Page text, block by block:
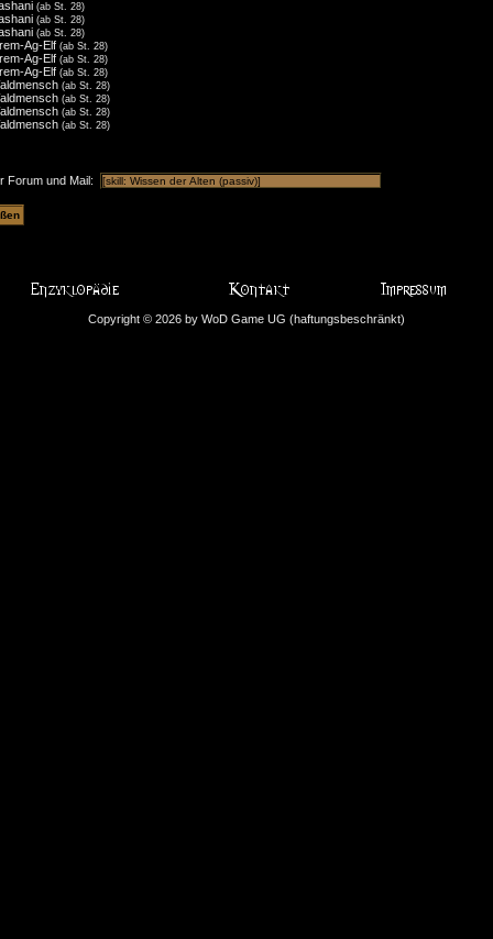
(ab St. 28)
(ab St. 28)
(ab St. 28)
Ag-Elf (ab St. 28)
Ag-Elf (ab St. 28)
Ag-Elf (ab St. 28)
(ab St. 28)
(ab St. 28)
(ab St. 28)
(ab St. 28)
Forum und Mail:
Copyright © 2026 by WoD Game UG (haftungsbeschränkt)